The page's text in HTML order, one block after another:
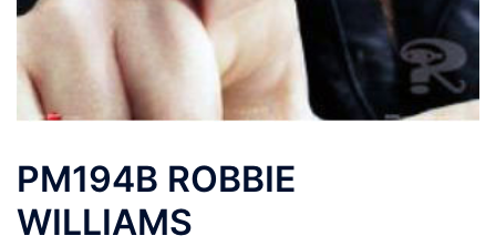
PM194B ROBBIE
WILLIAMS